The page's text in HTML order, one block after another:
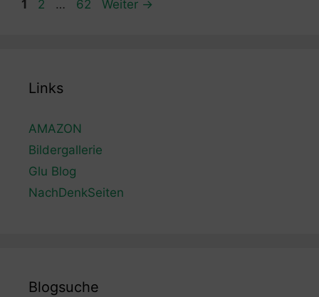
Seite
1 Seite
2 … Seite
62 Weiter →
Links
AMAZON
Bildergallerie
Glu Blog
NachDenkSeiten
Blogsuche